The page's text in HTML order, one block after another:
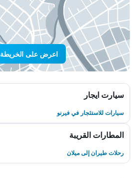
اعرض على الخريطة
سيارت ايجار
سيارات للاستئجار في فيرنو
المطارات القريبة
رحلات طيران إلى ميلان